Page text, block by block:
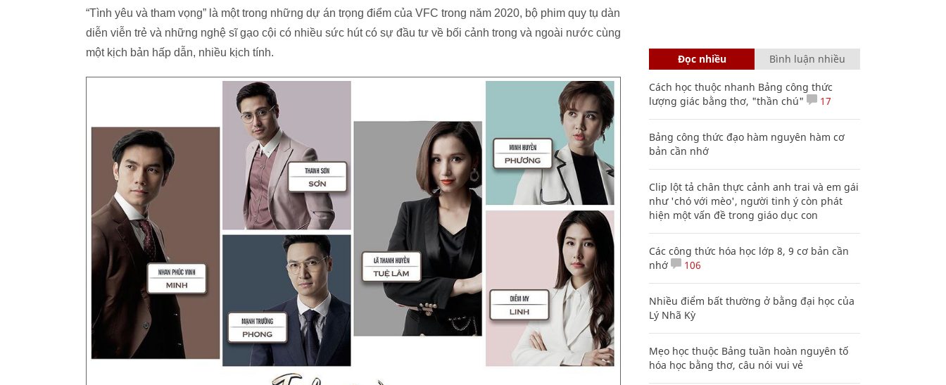
“Tình yêu và tham vọng” là một trong những dự án trọng điểm của VFC trong năm 2020, bộ phim quy tụ dàn
diễn viễn trẻ và những nghệ sĩ gạo cội có nhiều sức hút có sự đầu tư về bối cảnh trong và ngoài nước cùng
một kịch bản hấp dẫn, nhiều kịch tính.
Đọc nhiều Bình luận nhiều
Cách học thuộc nhanh Bảng công thức
lượng giác bằng thơ, "thần chú"
17
Bảng công thức đạo hàm nguyên hàm cơ
bản cần nhớ
Clip lột tả chân thực cảnh anh trai và em gái
như 'chó với mèo', người tinh ý còn phát
hiện một vấn đề trong giáo dục con
Các công thức hóa học lớp 8, 9 cơ bản cần
nhớ
106
Nhiều điểm bất thường ở bằng đại học của
Lý Nhã Kỳ
Mẹo học thuộc Bảng tuần hoàn nguyên tố
hóa học bằng thơ, câu nói vui vẻ